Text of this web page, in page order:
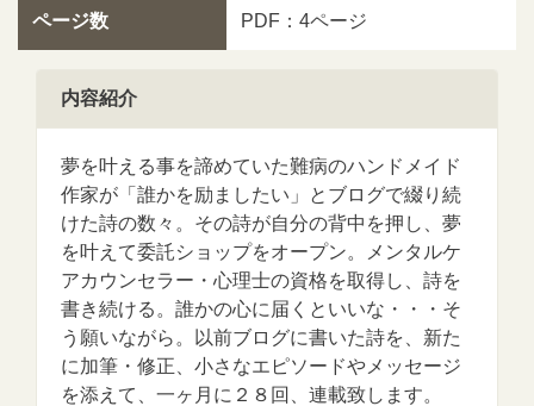
ページ数 PDF：4ページ
内容紹介
夢を叶える事を諦めていた難病のハンドメイド
作家が「誰かを励ましたい」とブログで綴り続
けた詩の数々。その詩が自分の背中を押し、夢
を叶えて委託ショップをオープン。メンタルケ
アカウンセラー・心理士の資格を取得し、詩を
書き続ける。誰かの心に届くといいな・・・そ
う願いながら。以前ブログに書いた詩を、新た
に加筆・修正、小さなエピソードやメッセージ
を添えて、一ヶ月に２８回、連載致します。